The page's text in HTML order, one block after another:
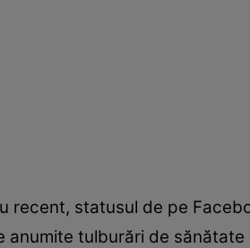
recent, statusul de pe
anumite tulburări de